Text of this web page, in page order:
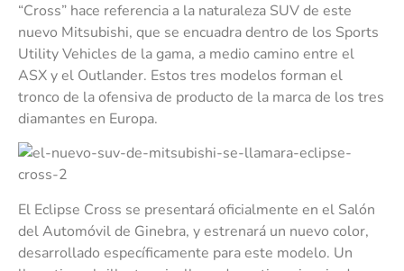
“Cross” hace referencia a la naturaleza SUV de este
nuevo Mitsubishi, que se encuadra dentro de los Sports
Utility Vehicles de la gama, a medio camino entre el
ASX y el Outlander. Estos tres modelos forman el
tronco de la ofensiva de producto de la marca de los tres
diamantes en Europa.
El Eclipse Cross se presentará oficialmente en el Salón
del Automóvil de Ginebra, y estrenará un nuevo color,
desarrollado específicamente para este modelo. Un